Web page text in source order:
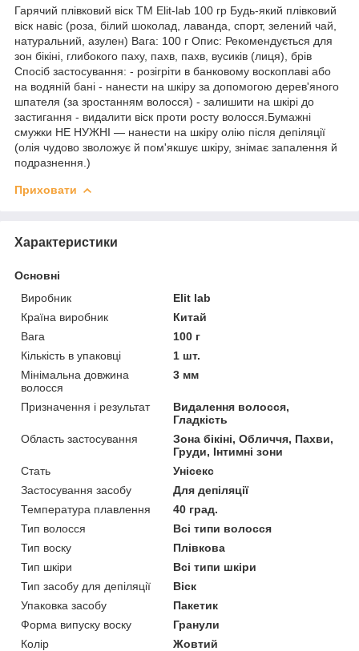
Гарячий плівковий віск TM Elit-lab 100 гр Будь-який плівковий
віск навіс (роза, білий шоколад, лаванда, спорт, зелений чай,
натуральний, азулен) Вага: 100 г Опис: Рекомендується для
зон бікіні, глибокого паху, пахв, пахв, вусиків (лиця), брів
Спосіб застосування: - розігріти в банковому воскоплаві або
на водяній бані - нанести на шкіру за допомогою дерев'яного
шпателя (за зростанням волосся) - залишити на шкірі до
застигання - видалити віск проти росту волосся.Бумажні
смужки НЕ НУЖНІ — нанести на шкіру олію після депіляції
(олія чудово зволожує й пом'якшує шкіру, знімає запалення й
подразнення.)
Приховати
Характеристики
Основні
Виробник
Elit lab
Країна виробник
Китай
Вага
100 г
Кількість в упаковці
1 шт.
Мінімальна довжина
волосся
3 мм
Призначення і результат
Видалення волосся,
Гладкість
Область застосування
Зона бікіні, Обличчя, Пахви,
Груди, Інтимні зони
Стать
Унісекс
Застосування засобу
Для депіляції
Температура плавлення
40 град.
Тип волосся
Всі типи волосся
Тип воску
Плівкова
Тип шкіри
Всі типи шкіри
Тип засобу для депіляції
Віск
Упаковка засобу
Пакетик
Форма випуску воску
Гранули
Колір
Жовтий